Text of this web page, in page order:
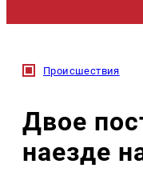
Происшествия
Двое
наезде